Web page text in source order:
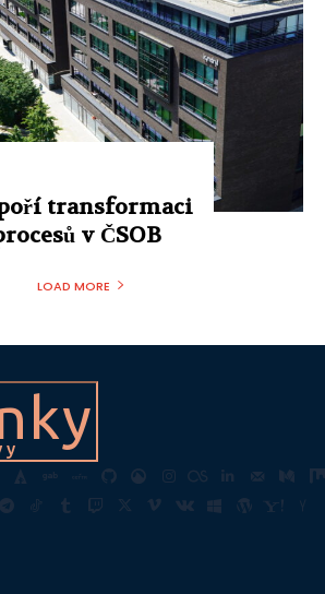
transformaci
v ČSOB
LOAD MORE